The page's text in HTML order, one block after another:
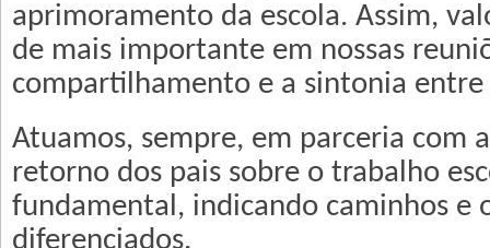
aprimoramento da escola. Assim,
de mais importante em nossas
compartilhamento e a sintonia entre
Atuamos, sempre, em parceria com
retorno dos pais sobre o trabalho
fundamental, indicando caminhos e
diferenciados.